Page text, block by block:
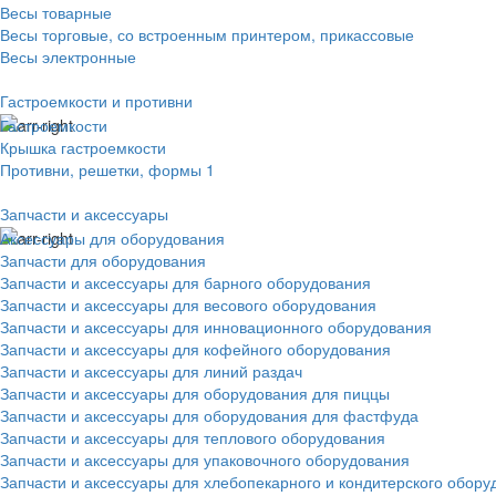
Весы товарные
Весы торговые, со встроенным принтером, прикассовые
Весы электронные
Гастроемкости и противни
Гастроемкости
Крышка гастроемкости
Противни, решетки, формы 1
Запчасти и аксессуары
Аксессуары для оборудования
Запчасти для оборудования
Запчасти и аксессуары для барного оборудования
Запчасти и аксессуары для весового оборудования
Запчасти и аксессуары для инновационного оборудования
Запчасти и аксессуары для кофейного оборудования
Запчасти и аксессуары для линий раздач
Запчасти и аксессуары для оборудования для пиццы
Запчасти и аксессуары для оборудования для фастфуда
Запчасти и аксессуары для теплового оборудования
Запчасти и аксессуары для упаковочного оборудования
Запчасти и аксессуары для хлебопекарного и кондитерского